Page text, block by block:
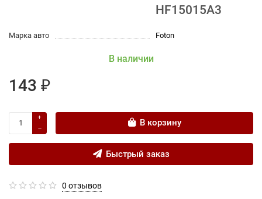
HF15015A3
Марка авто Foton
В наличии
143 ₽
В корзину
Быстрый заказ
0 отзывов